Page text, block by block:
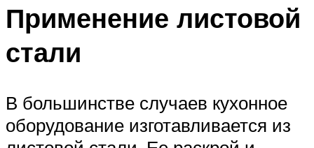
Применение листовой
стали
В большинстве случаев кухонное
оборудование изготавливается из